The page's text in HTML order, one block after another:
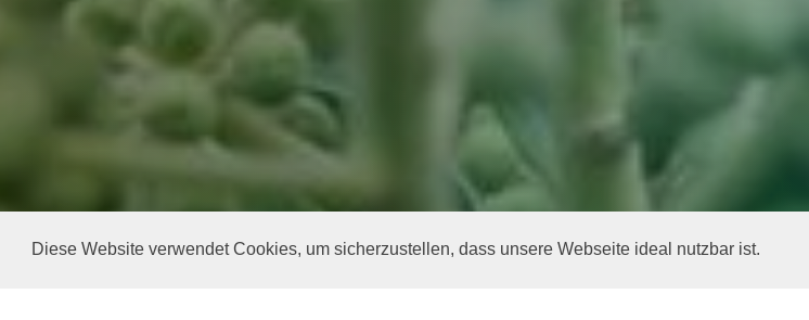
Diese Website verwendet Cookies, um sicherzustellen, dass unsere Webseite ideal nutzbar ist.